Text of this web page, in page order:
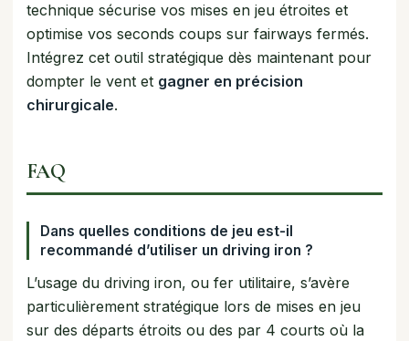
technique sécurise vos mises en jeu étroites et
optimise vos seconds coups sur fairways fermés.
Intégrez cet outil stratégique dès maintenant pour
dompter le vent et gagner en précision
chirurgicale.
FAQ
Dans quelles conditions de jeu est-il
recommandé d’utiliser un driving iron ?
L’usage du driving iron, ou fer utilitaire, s’avère
particulièrement stratégique lors de mises en jeu
sur des départs étroits ou des par 4 courts où la